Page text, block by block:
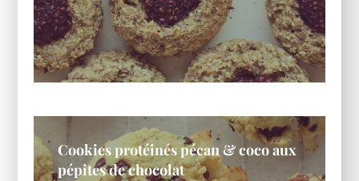
Cookies protéinés pécan & coco aux
pépites de chocolat